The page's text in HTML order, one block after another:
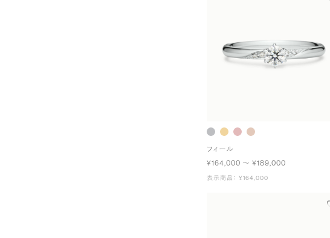
フィール
¥164,000 〜 ¥189,000
表示商品： ¥164,000